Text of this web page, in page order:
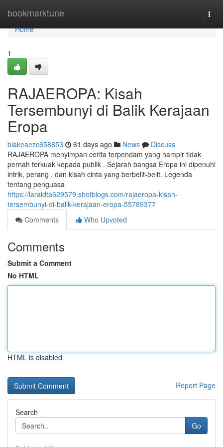
bookmarktune
Home
Home
1
RAJAEROPA: Kisah
Tersembunyi di Balik Kerajaan
Eropa
blakeaezc658853 61 days ago News
Discuss
RAJAEROPA menyimpan cerita terpendam yang hampir tidak
pernah terkuak kepada publik . Sejarah bangsa Eropa ini dipenuhi
intrik, perang , dan kisah cinta yang berbelit-belit. Legenda
tentang penguasa
https://laraldta629579.shotblogs.com/rajaeropa-kisah-
tersembunyi-di-balik-kerajaan-eropa-55789377
Comments
Who Upvoted
Comments
Submit a Comment
No HTML
HTML is disabled
Report Page
Search
Go